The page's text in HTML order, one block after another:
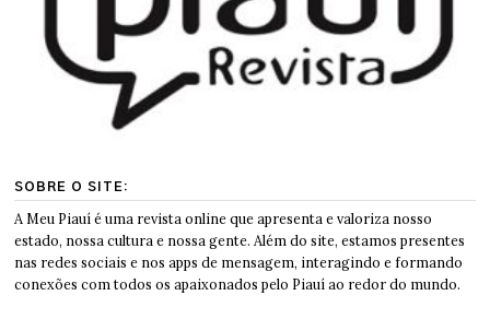
SOBRE O SITE:
A Meu Piauí é uma revista online que apresenta e valoriza nosso
estado, nossa cultura e nossa gente. Além do site, estamos presentes
nas redes sociais e nos apps de mensagem, interagindo e formando
conexões com todos os apaixonados pelo Piauí ao redor do mundo.